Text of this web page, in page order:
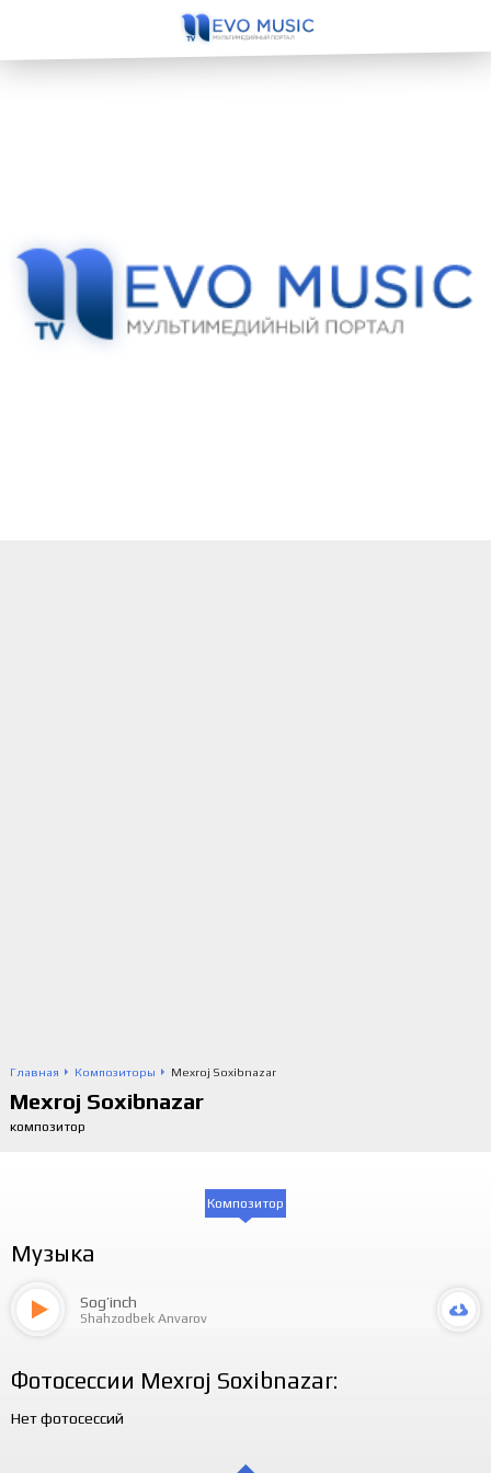
Главная Композиторы Mexroj Soxibnazar
Mexroj Soxibnazar
композитор
Композитор
Музыка
Sog’inch
Shahzodbek Anvarov
Фотосессии Mexroj Soxibnazar:
Нет фотосессий